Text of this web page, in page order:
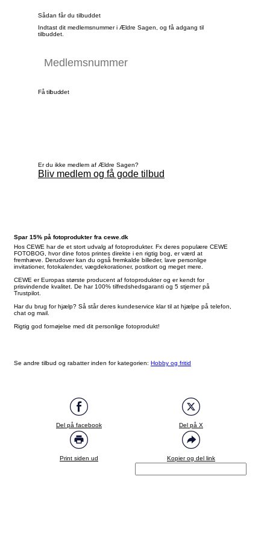
Spar 15% på fotoprodukter fra cewe.dk
Hos CEWE har de et stort udvalg af fotoprodukter. Fx deres populære CEWE
FOTOBOG, hvor dine fotos printes direkte i en rigtig bog, er værd at
fremhæve. Derudover kan du også fremkalde billeder, lave personlige
invitationer, fotokalender, vægdekorationer, postkort og meget mere.
CEWE er Europas største producent af fotoprodukter og er kendt for
prisvindende kvalitet. De har 100% tilfredshedsgaranti og 5 stjerner på
Trustpilot.
Har du brug for hjælp? Så står deres kundeservice klar til at hjælpe på telefon,
chat og mail.
Rigtig god fornøjelse med dit personlige fotoprodukt!
Sådan får du tilbuddet
Indtast dit medlemsnummer i Ældre Sagen, og få adgang til
tilbuddet.
Få tilbuddet
Er du ikke medlem af Ældre Sagen?
Bliv medlem og få gode tilbud
Se andre tilbud og rabatter inden for kategorien: Hobby og fritid
Del på facebook Del på X
Print siden ud Kopier og del link